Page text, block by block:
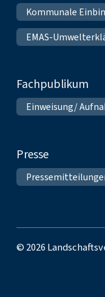
Kommunale
EMAS-
Fachpublikum
Einweisung/
Presse
© 2026